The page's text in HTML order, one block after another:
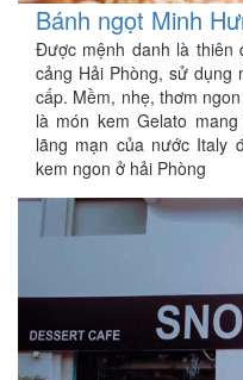
Bánh ngọt Minh
Được mệnh danh là thiên
cảng Hải Phòng, sử dụng
cấp. Mềm, nhẹ, thơm
là món kem Gelato
lãng mạn của nước Italy
kem ngon ở hải Phòng